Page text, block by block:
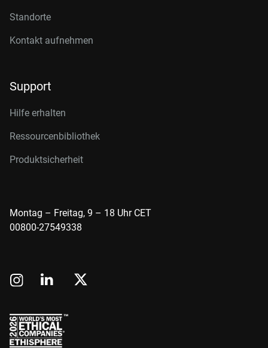
Standorte
Kontakt aufnehmen
Support
Hilfe erhalten
Ressourcenbibliothek
Produktsicherheit
Montag – Freitag, 9 – 18 Uhr CET
00800-27549338